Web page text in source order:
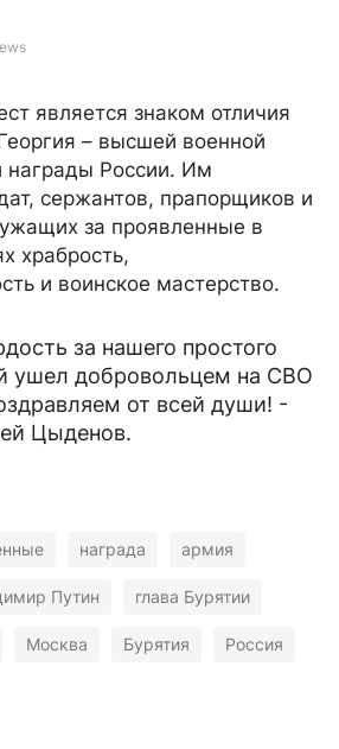
является знаком отличия
– высшей военной
награды России. Им
сержантов, прапорщиков и
за проявленные в
храбрость,
и воинское мастерство.
за нашего простого
ушел добровольцем на СВО
от всей души! -
Цыденов.
награда армия
Путин глава Бурятии
Москва Бурятия Россия